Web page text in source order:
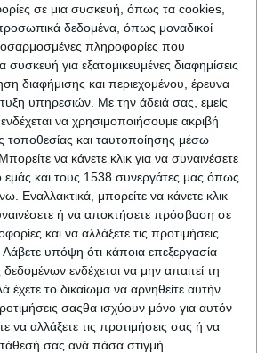
σε μια συσκευή, όπως τα cookies,
δεδομένα, όπως μοναδικοί
πληροφορίες που
για εξατομικευμένες διαφημίσεις
διαφήμισης και περιεχομένου, έρευνα
υπηρεσιών. Με την άδειά σας, εμείς
να χρησιμοποιήσουμε ακριβή
τοποθεσίας και ταυτοποίησης μέσω
να κάνετε κλικ για να συναινέσετε
εμάς και τους 1538 συνεργάτες μας όπως
Εναλλακτικά, μπορείτε να κάνετε κλικ
ή να αποκτήσετε πρόσβαση σε
και να αλλάξετε τις προτιμήσεις
Λάβετε υπόψη ότι κάποια επεξεργασία
ενδέχεται να μην απαιτεί τη
το δικαίωμα να αρνηθείτε αυτήν
σαςθα ισχύουν μόνο για αυτόν
να αλλάξετε τις προτιμήσεις σας ή να
σας ανά πάσα στιγμή
με επιτυχία το πρόγραμμα
επιτάχυνσης της
Ευρωπαϊκού Οργανισμού Διαστήματος